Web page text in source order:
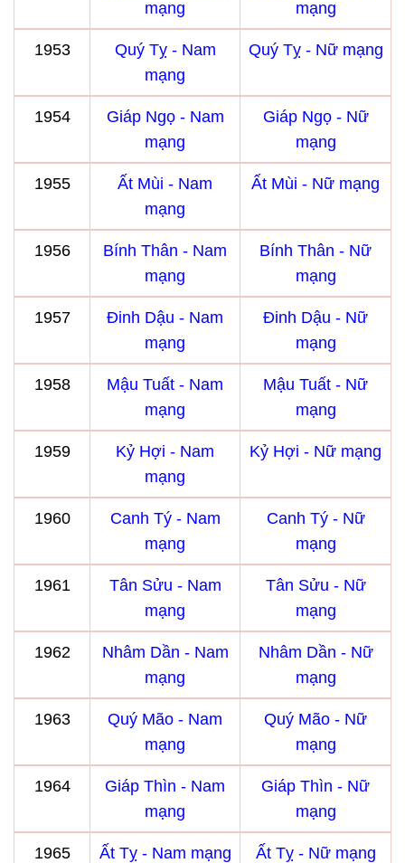
mạng
mạng
1953
Quý Tỵ - Nam
mạng
Quý Tỵ - Nữ mạng
1954
Giáp Ngọ - Nam
mạng
Giáp Ngọ - Nữ
mạng
1955
Ất Mùi - Nam
mạng
Ất Mùi - Nữ mạng
1956
Bính Thân - Nam
mạng
Bính Thân - Nữ
mạng
1957
Đinh Dậu - Nam
mạng
Đinh Dậu - Nữ
mạng
1958
Mậu Tuất - Nam
mạng
Mậu Tuất - Nữ
mạng
1959
Kỷ Hợi - Nam
mạng
Kỷ Hợi - Nữ mạng
1960
Canh Tý - Nam
mạng
Canh Tý - Nữ
mạng
1961
Tân Sửu - Nam
mạng
Tân Sửu - Nữ
mạng
1962
Nhâm Dần - Nam
mạng
Nhâm Dần - Nữ
mạng
1963
Quý Mão - Nam
mạng
Quý Mão - Nữ
mạng
1964
Giáp Thìn - Nam
mạng
Giáp Thìn - Nữ
mạng
1965 Ất Tỵ - Nam mạng Ất Tỵ - Nữ mạng